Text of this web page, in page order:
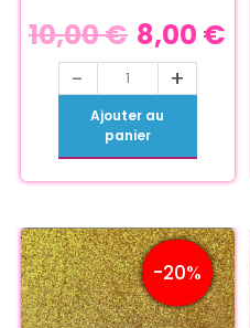
10,00€ 8,00 €
- +
Ajouter au
panier
-20%